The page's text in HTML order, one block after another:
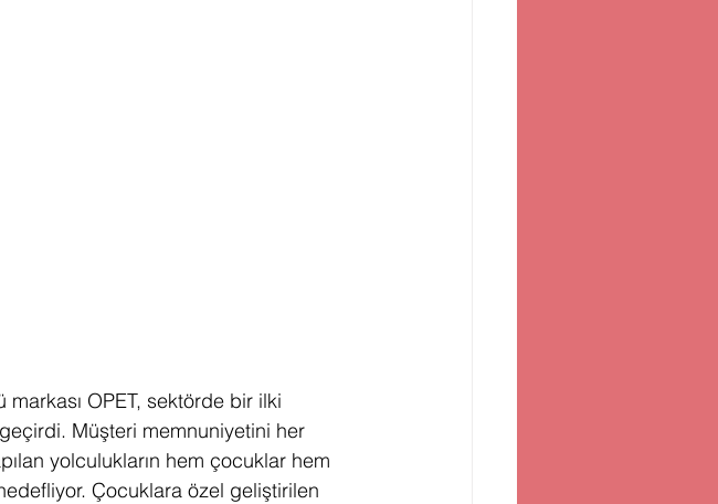
markası OPET, sektörde bir ilki
Müşteri memnuniyetini her
yolculukların hem çocuklar hem
Çocuklara özel geliştirilen